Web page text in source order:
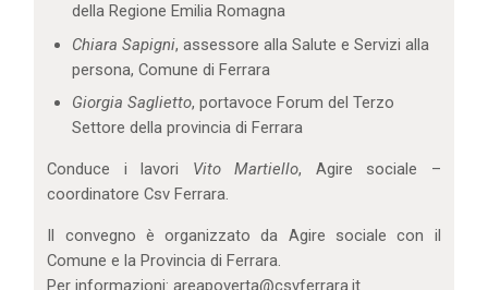
della Regione Emilia Romagna
Chiara Sapigni, assessore alla Salute e Servizi alla
persona, Comune di Ferrara
Giorgia Saglietto, portavoce Forum del Terzo
Settore della provincia di Ferrara
Conduce i lavori Vito Martiello, Agire sociale –
coordinatore Csv Ferrara.
Il convegno è organizzato da Agire sociale con il
Comune e la Provincia di Ferrara.
Per informazioni: areapoverta@csvferrara.it